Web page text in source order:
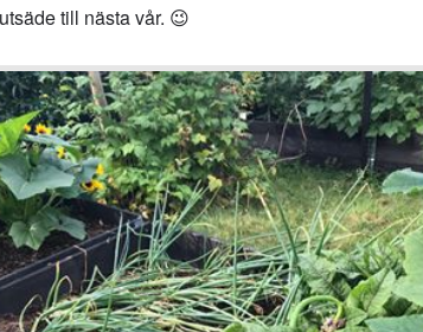
till nästa vår. 😉